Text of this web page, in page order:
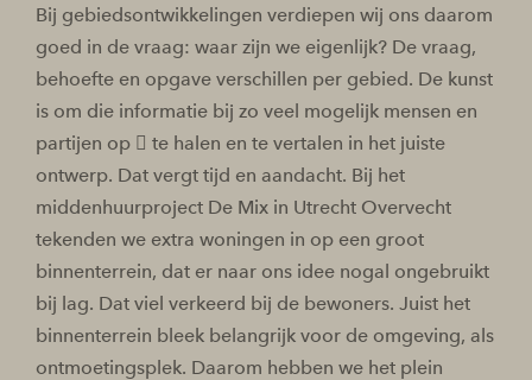
Bij gebiedsontwikkelingen verdiepen wij ons daarom
goed in de vraag: waar zijn we eigenlijk? De vraag,
behoefte en opgave verschillen per gebied. De kunst
is om die informatie bij zo veel mogelijk mensen en
partijen op  te halen en te vertalen in het juiste
ontwerp. Dat vergt tijd en aandacht. Bij het
middenhuurproject De Mix in Utrecht Overvecht
tekenden we extra woningen in op een groot
binnenterrein, dat er naar ons idee nogal ongebruikt
bij lag. Dat viel verkeerd bij de bewoners. Juist het
binnenterrein bleek belangrijk voor de omgeving, als
ontmoetingsplek. Daarom hebben we het plein